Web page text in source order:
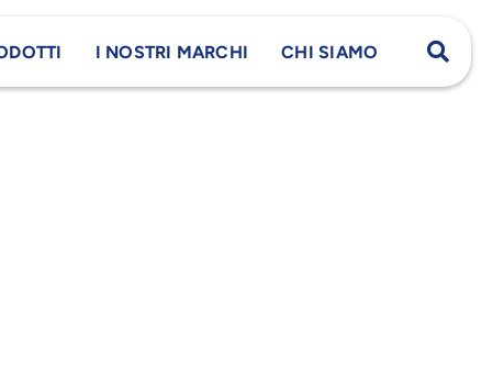
I NOSTRI MARCHI CHI SIAMO